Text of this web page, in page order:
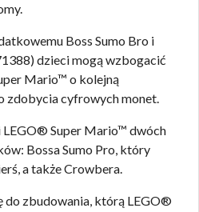
Boss Sumo Bro i
dzieci mogą wzbogacić
Mario™ o kolejną
zdobycia cyfrowych monet.
Super Mario™ dwóch
Bossa Sumo Pro, który
a także Crowbera.
do zbudowania, którą LEGO®